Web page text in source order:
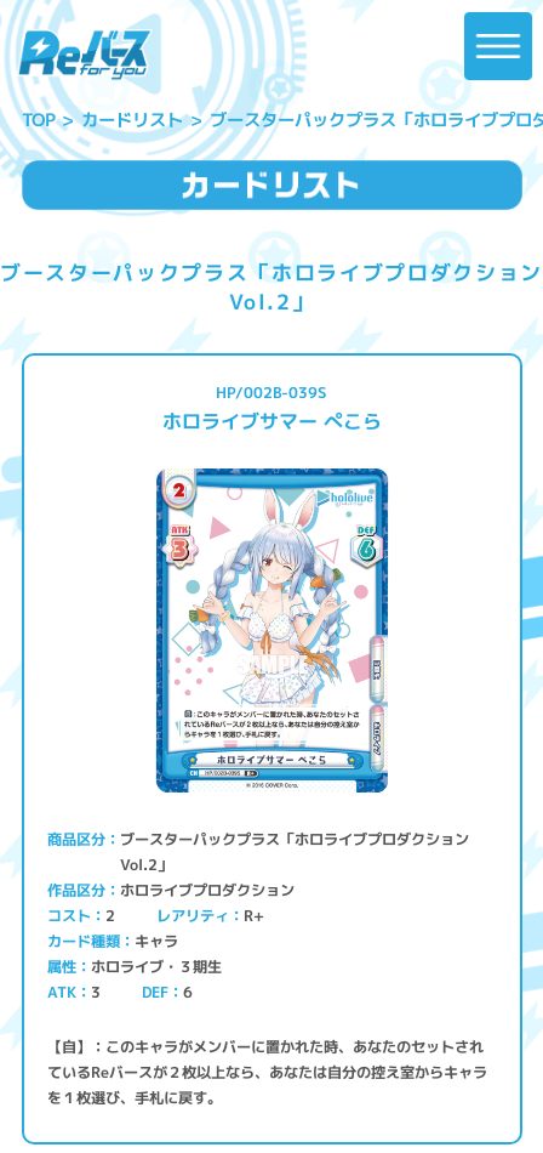
TOP カードリスト ブースターパックプラス「ホロライブプロ
ブースターパックプラス「ホロライブプロダクション
Vol.2」
HP/002B-039S
ホロライブサマー ぺこら
商品区分 ブースターパックプラス「ホロライブプロダクション
Vol.2」
作品区分 ホロライブプロダクション
コスト 2 レアリティ R+
カード種類 キャラ
属性 ホロライブ・３期生
ATK 3 DEF 6
【自】：このキャラがメンバーに置かれた時、あなたのセットされ
ているReバースが２枚以上なら、あなたは自分の控え室からキャラ
を１枚選び、手札に戻す。